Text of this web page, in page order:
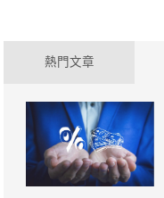
熱門文章